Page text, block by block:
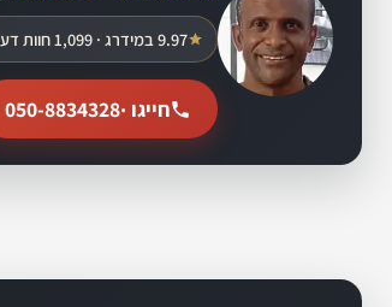
9.97 במידרג · 1,099 חוות דעת
חייגו ·050-8834328